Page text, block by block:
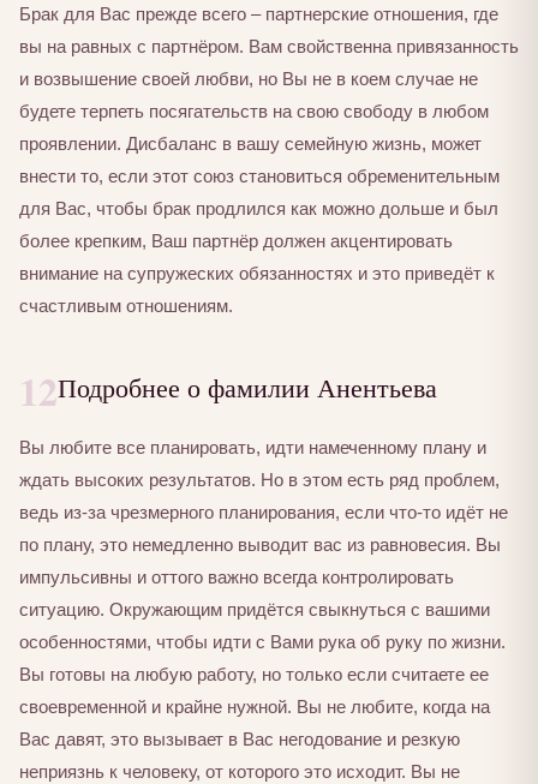
Брак для Вас прежде всего – партнерские отношения, где
вы на равных с партнёром. Вам свойственна привязанность
и возвышение своей любви, но Вы не в коем случае не
будете терпеть посягательств на свою свободу в любом
проявлении. Дисбаланс в вашу семейную жизнь, может
внести то, если этот союз становиться обременительным
для Вас, чтобы брак продлился как можно дольше и был
более крепким, Ваш партнёр должен акцентировать
внимание на супружеских обязанностях и это приведёт к
счастливым отношениям.
12Подробнее о фамилии Анентьева
Вы любите все планировать, идти намеченному плану и
ждать высоких результатов. Но в этом есть ряд проблем,
ведь из-за чрезмерного планирования, если что-то идёт не
по плану, это немедленно выводит вас из равновесия. Вы
импульсивны и оттого важно всегда контролировать
ситуацию. Окружающим придётся свыкнуться с вашими
особенностями, чтобы идти с Вами рука об руку по жизни.
Вы готовы на любую работу, но только если считаете ее
своевременной и крайне нужной. Вы не любите, когда на
Вас давят, это вызывает в Вас негодование и резкую
неприязнь к человеку, от которого это исходит. Вы не